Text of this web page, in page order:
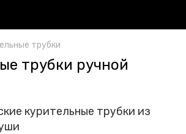
трубки
трубки ручной
курительные трубки из